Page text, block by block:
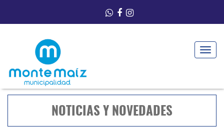
Toggle
NOTICIAS Y NOVEDADES